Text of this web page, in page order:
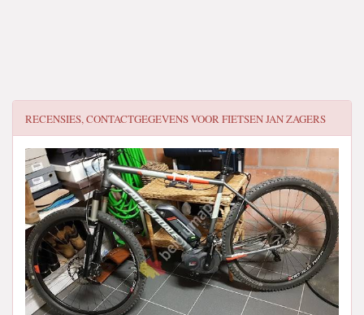
RECENSIES, CONTACTGEGEVENS VOORFIETSEN JAN ZAGERS